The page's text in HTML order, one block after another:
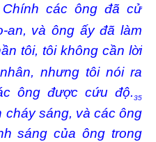
Chính các ông đã cử
an, và ông ấy đã làm
tôi, tôi không cần lời
nhưng tôi nói ra
ông được cứu độ.35
cháy sáng, và các ông
sáng của ông trong